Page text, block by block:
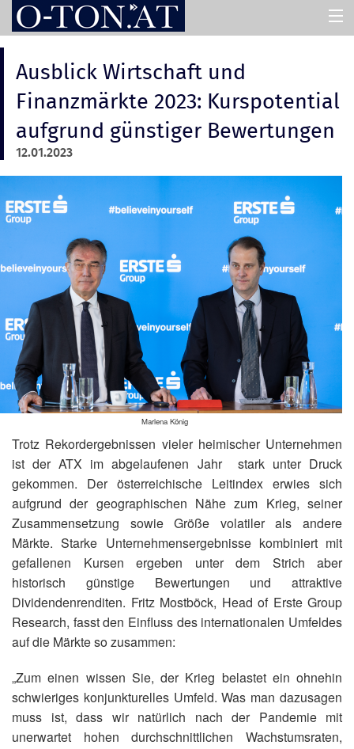
PRESSEMAPPEN
ASSISTENT
ÜBER UNS
Ausblick Wirtschaft und
Finanzmärkte 2023: Kurspotential
aufgrund günstiger Bewertungen
12.01.2023
Marlena König
Trotz Rekordergebnissen vieler heimischer Unternehmen
ist der ATX im abgelaufenen Jahr stark unter Druck
gekommen. Der österreichische Leitindex erwies sich
aufgrund der geographischen Nähe zum Krieg, seiner
Zusammensetzung sowie Größe volatiler als andere
Märkte. Starke Unternehmensergebnisse kombiniert mit
gefallenen Kursen ergeben unter dem Strich aber
historisch günstige Bewertungen und attraktive
Dividendenrenditen. Fritz Mostböck, Head of Erste Group
Research, fasst den Einfluss des internationalen Umfeldes
auf die Märkte so zusammen:
„Zum einen wissen Sie, der Krieg belastet ein ohnehin
schwieriges konjunkturelles Umfeld. Was man dazusagen
muss ist, dass wir natürlich nach der Pandemie mit
unerwartet hohen durchschnittlichen Wachstumsraten,